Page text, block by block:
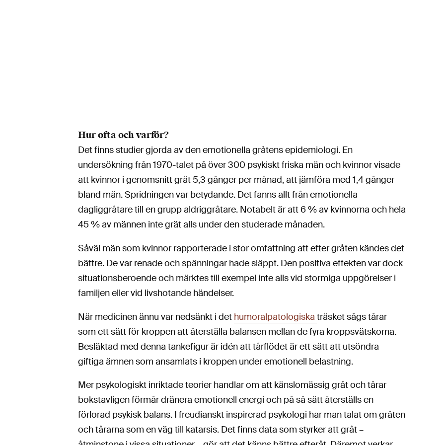
Hur ofta och varför?
Det finns studier gjorda av den emotionella gråtens epidemiologi. En
undersökning från 1970-talet på över 300 psykiskt friska män och kvinnor visade
att kvinnor i genomsnitt grät 5,3 gånger per månad, att jämföra med 1,4 gånger
bland män. Spridningen var betydande. Det fanns allt från emotionella
dagliggråtare till en grupp aldriggråtare. Notabelt är att 6 % av kvinnorna och hela
45 % av männen inte grät alls under den studerade månaden.
Såväl män som kvinnor rapporterade i stor omfattning att efter gråten kändes det
bättre. De var renade och spänningar hade släppt. Den positiva effekten var dock
situationsberoende och märktes till exempel inte alls vid stormiga uppgörelser i
familjen eller vid livshotande händelser.
När medicinen ännu var nedsänkt i det humoralpatologiska träsket sågs tårar
som ett sätt för kroppen att återställa balansen mellan de fyra kroppsvätskorna.
Besläktad med denna tankefigur är idén att tårflödet är ett sätt att utsöndra
giftiga ämnen som ansamlats i kroppen under emotionell belastning.
Mer psykologiskt inriktade teorier handlar om att känslomässig gråt och tårar
bokstavligen förmår dränera emotionell energi och på så sätt återställs en
förlorad psykisk balans. I freudianskt inspirerad psykologi har man talat om gråten
och tårarna som en väg till katarsis. Det finns data som styrker att gråt –